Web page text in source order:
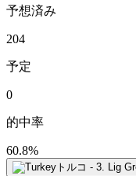
予想済み
204
予定
0
的中率
60.8%
トルコ - 3. Lig